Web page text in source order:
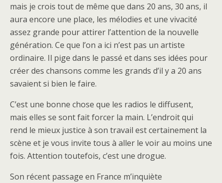
mais je crois tout de même que dans 20 ans, 30 ans, il
aura encore une place, les mélodies et une vivacité
assez grande pour attirer l’attention de la nouvelle
génération. Ce que l’on a ici n’est pas un artiste
ordinaire. Il pige dans le passé et dans ses idées pour
créer des chansons comme les grands d’il y a 20 ans
savaient si bien le faire.
C’est une bonne chose que les radios le diffusent,
mais elles se sont fait forcer la main. L’endroit qui
rend le mieux justice à son travail est certainement la
scène et je vous invite tous à aller le voir au moins une
fois. Attention toutefois, c’est une drogue.
Son récent passage en France m’inquiète